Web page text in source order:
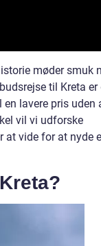
møder smuk
til Kreta er
lavere pris uden
vil vi udforske
at vide for at nyde